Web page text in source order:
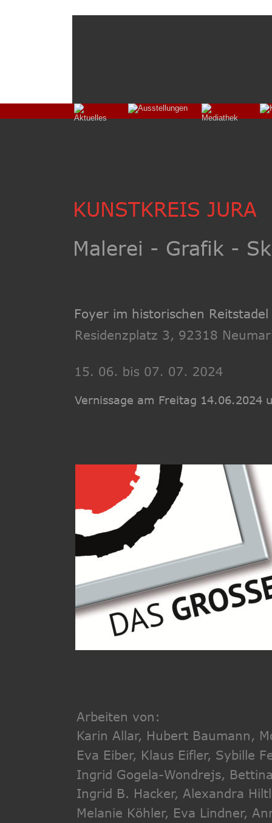
KUNSTKREIS JURA
Foyer im historischen Reitstadel
Residenzplatz 3, 92318
Vernissage am Freitag 14.06.2024
Malerei - Grafik -
Arbeiten von:
Karin Allar, Hubert Baumann,
Eva Eiber, Klaus Eifler, Sybille
Ingrid Gogela-Wondrejs,
Ingrid B. Hacker, Alexandra
Melanie Köhler, Eva Lindner,